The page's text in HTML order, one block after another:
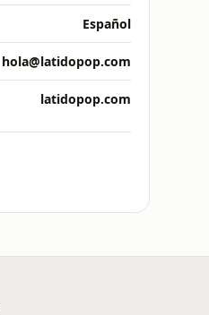
Español
hola@latidopop.com
latidopop.com